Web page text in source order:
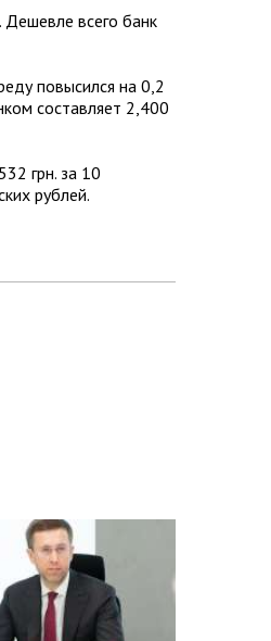
всего банк
повысился на 0,2
составляет 2,400
грн. за 10
рублей.